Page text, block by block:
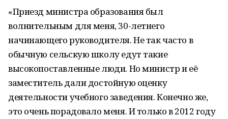
«Приезд министра образования был
волнительным для меня, 30-летнего
начинающего руководителя. Не так часто в
обычную сельскую школу едут такие
высокопоставленные люди. Но министр и её
заместитель дали достойную оценку
деятельности учебного заведения. Конечно же,
это очень порадовало меня. И только в 2012 году